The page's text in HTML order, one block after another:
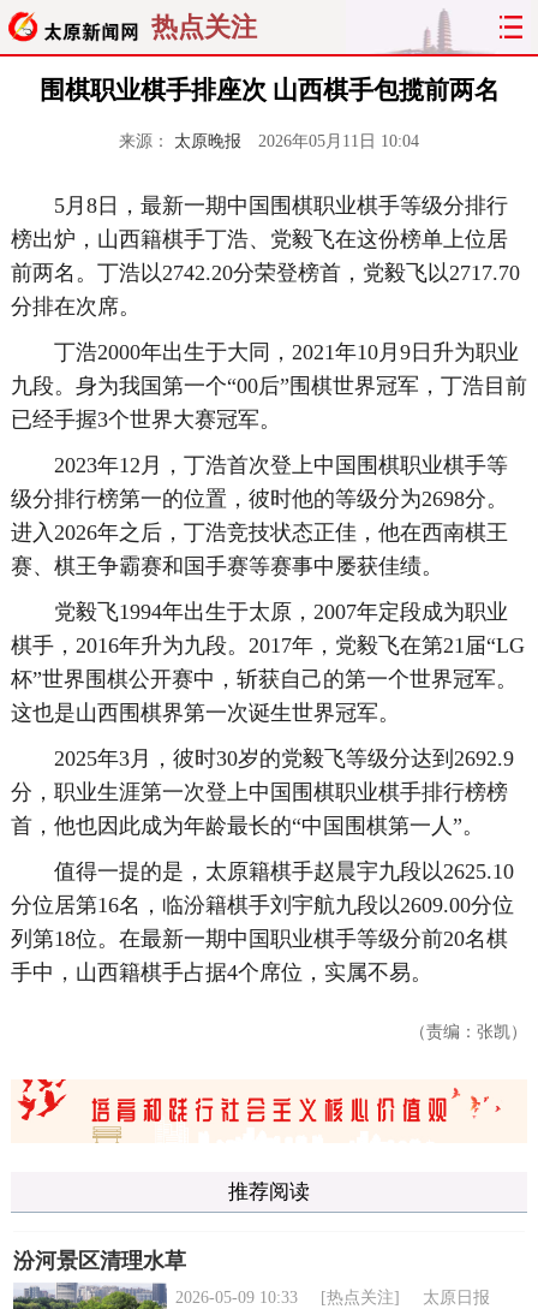
热点关注
围棋职业棋手排座次 山西棋手包揽前两名
来源： 太原晚报 2026年05月11日 10:04
5月8日，最新一期中国围棋职业棋手等级分排行
榜出炉，山西籍棋手丁浩、党毅飞在这份榜单上位居
前两名。丁浩以2742.20分荣登榜首，党毅飞以2717.70
分排在次席。
丁浩2000年出生于大同，2021年10月9日升为职业
九段。身为我国第一个“00后”围棋世界冠军，丁浩目前
已经手握3个世界大赛冠军。
2023年12月，丁浩首次登上中国围棋职业棋手等
级分排行榜第一的位置，彼时他的等级分为2698分。
进入2026年之后，丁浩竞技状态正佳，他在西南棋王
赛、棋王争霸赛和国手赛等赛事中屡获佳绩。
党毅飞1994年出生于太原，2007年定段成为职业
棋手，2016年升为九段。2017年，党毅飞在第21届“LG
杯”世界围棋公开赛中，斩获自己的第一个世界冠军。
这也是山西围棋界第一次诞生世界冠军。
2025年3月，彼时30岁的党毅飞等级分达到2692.9
分，职业生涯第一次登上中国围棋职业棋手排行榜榜
首，他也因此成为年龄最长的“中国围棋第一人”。
值得一提的是，太原籍棋手赵晨宇九段以2625.10
分位居第16名，临汾籍棋手刘宇航九段以2609.00分位
列第18位。在最新一期中国职业棋手等级分前20名棋
手中，山西籍棋手占据4个席位，实属不易。
（责编：张凯）
推荐阅读
汾河景区清理水草
2026-05-09 10:33 [热点关注] 太原日报